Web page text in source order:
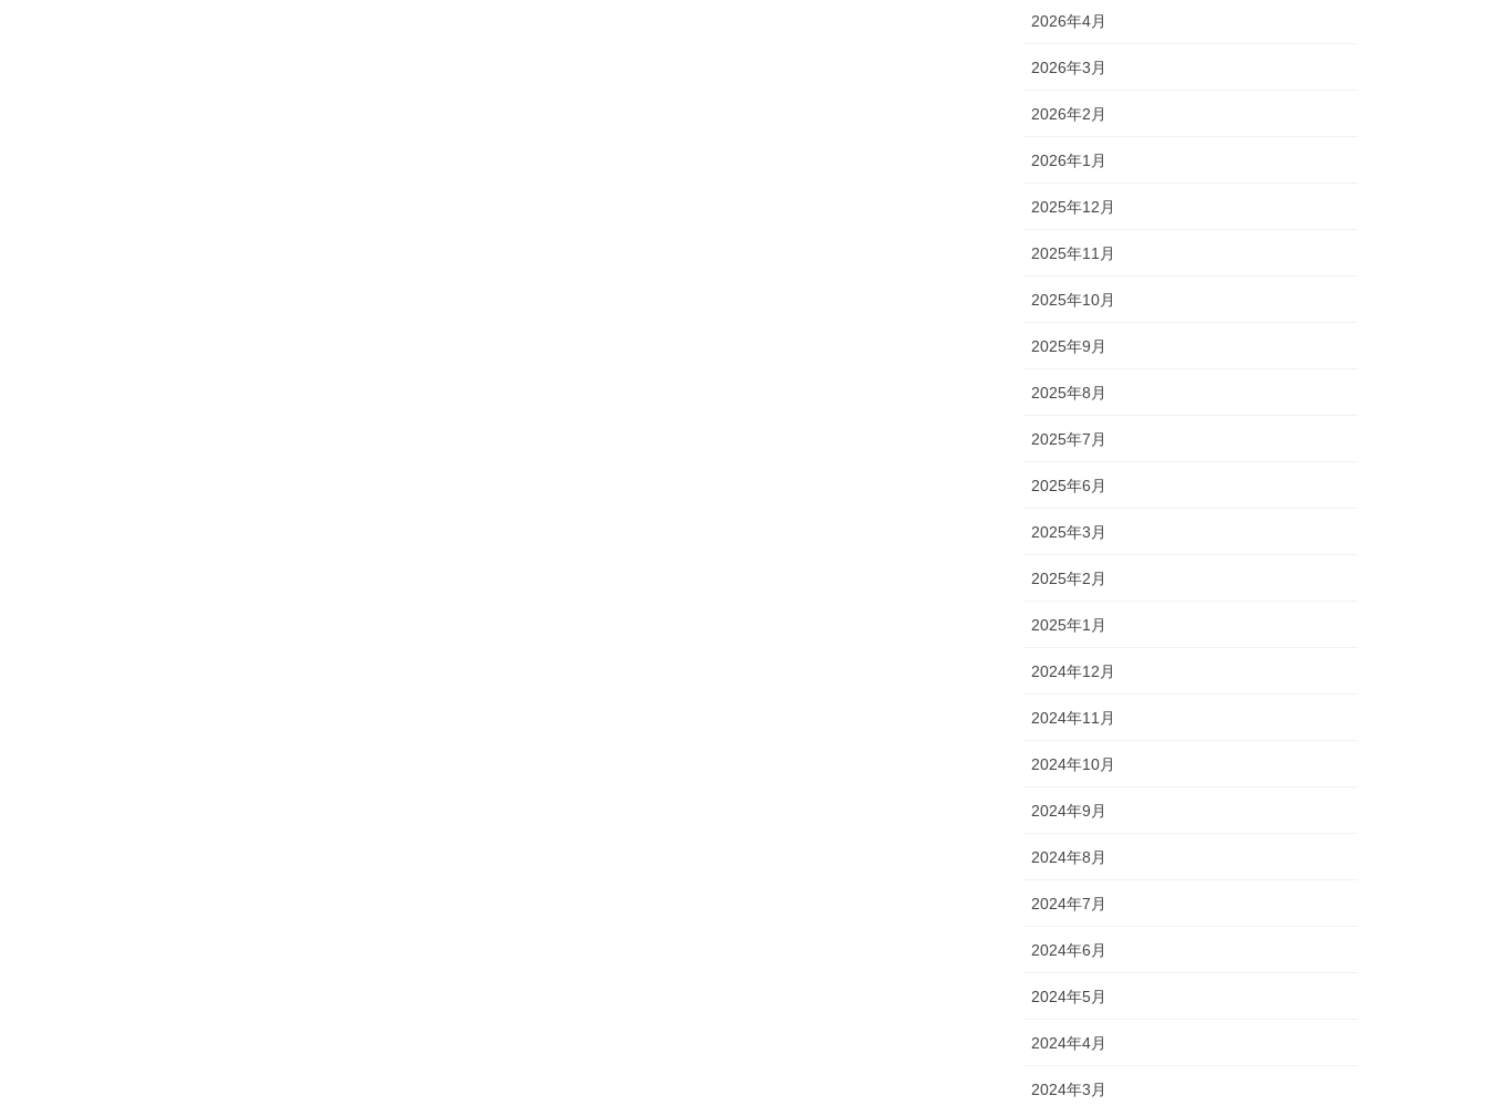
2026年4月
2026年3月
2026年2月
2026年1月
2025年12月
2025年11月
2025年10月
2025年9月
2025年8月
2025年7月
2025年6月
2025年3月
2025年2月
2025年1月
2024年12月
2024年11月
2024年10月
2024年9月
2024年8月
2024年7月
2024年6月
2024年5月
2024年4月
2024年3月